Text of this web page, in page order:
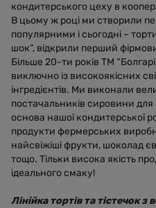
кондитерського цеху в
В цьому ж році ми створили
популярними і сьогодні –
шок”, відкрили перший
Більше 20-ти років ТМ
виключно із високоякісних
інгредієнтів. Ми виконали
постачальників сировини для
основа нашої кондитерської
продукти фермерських
найсвіжіші фрукти, шоколад
тощо. Тільки висока якість
ідеального смаку!
Лінійка тортів та тістечок